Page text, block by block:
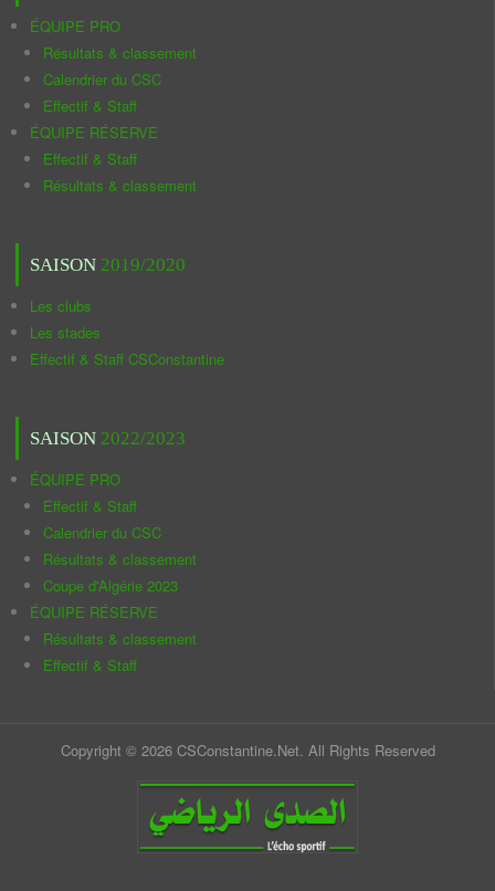
ÉQUIPE PRO
Résultats & classement
Calendrier du CSC
Effectif & Staff
ÉQUIPE RÉSERVE
Effectif & Staff
Résultats & classement
SAISON 2019/2020
Les clubs
Les stades
Effectif & Staff CSConstantine
SAISON 2022/2023
ÉQUIPE PRO
Effectif & Staff
Calendrier du CSC
Résultats & classement
Coupe d'Algérie 2023
ÉQUIPE RÉSERVE
Résultats & classement
Effectif & Staff
Copyright © 2026 CSConstantine.Net. All Rights Reserved